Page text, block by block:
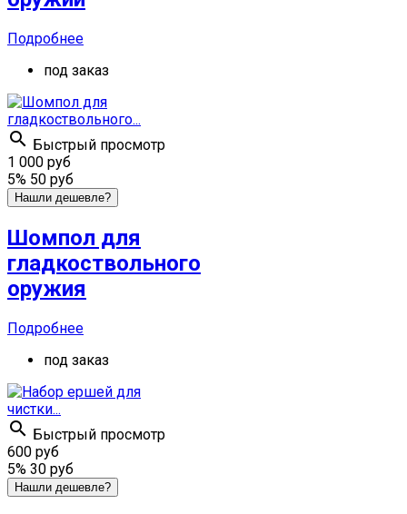
Подробнее
под заказ
 Быстрый просмотр
1 000 руб
5% 50 руб
Нашли дешевле?
Шомпол для
гладкоствольного
оружия
Подробнее
под заказ
 Быстрый просмотр
600 руб
5% 30 руб
Нашли дешевле?